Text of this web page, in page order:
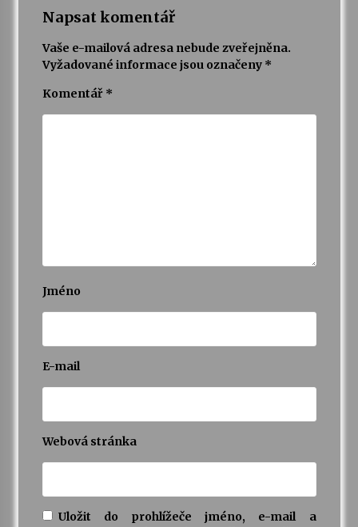
Napsat komentář
Vaše e-mailová adresa nebude zveřejněna.
Vyžadované informace jsou označeny *
Komentář *
Jméno
E-mail
Webová stránka
Uložit do prohlížeče jméno, e-mail a